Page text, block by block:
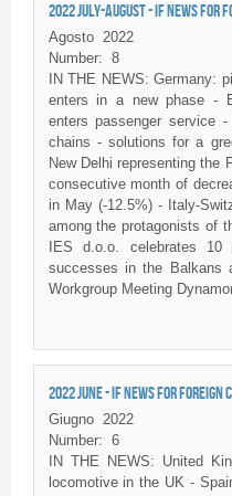
2022 JULY-AUGUST - IF NEWS FOR
Agosto 2022
Number: 8
IN THE NEWS: Germany:
enters in a new phase -
enters passenger service -
chains - solutions for a
New Delhi representing the
consecutive month of
in May (-12.5%) - Italy-
among the protagonists of
IES d.o.o. celebrates
successes in the Balkans
Workgroup Meeting
2022 JUNE - IF NEWS FOR FOREIGN
Giugno
2022
Number: 6
IN THE NEWS: United
locomotive in the UK -